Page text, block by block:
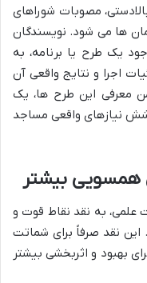
مصوبات شوراهای
ها می شود. نویسندگان
یک طرح یا برنامه، به
اجرا و نتایج واقعی آن
معرفی این طرح ها، یک
نیازهای واقعی مساجد
همسویی بیشتر
علمی، به نقد نقاط قوت و
نقد صرفاً برای شماتت
بهبود و اثربخشی بیشتر